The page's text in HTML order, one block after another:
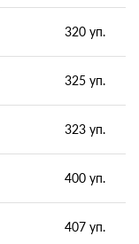
320 уп.
325 уп.
323 уп.
400 уп.
407 уп.